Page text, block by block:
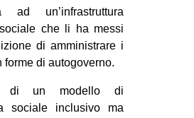
un’infrastruttura
che li ha messi
di amministrare i
forme di autogoverno.
di un modello di
sociale inclusivo ma